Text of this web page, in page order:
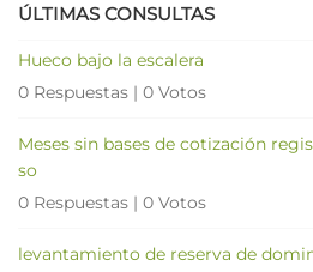
ÚLTIMAS CONSULTAS
Hueco bajo la escalera
0 Respuestas | 0 Votos
Meses sin bases de cotización
so
0 Respuestas | 0 Votos
levantamiento de reserva de